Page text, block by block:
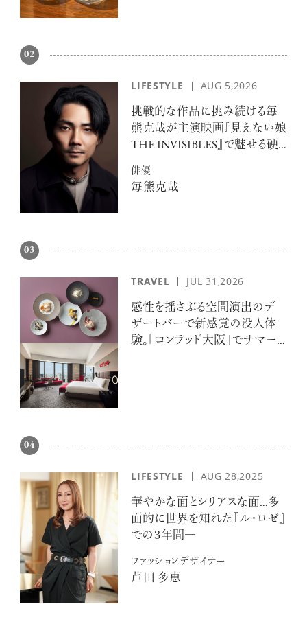
02
LIFESTYLE AUG 5,2026
挑戦的な作品に挑み続ける毎
熊克哉が主演映画『見えない娘
THE INVISIBLES』で魅せる硬
俳優
毎熊克哉
03
TRAVEL JUL 31,2026
感性を揺さぶる空間演出のデ
ザートバーで新感覚の没入体
験。「コンラッド大阪」でサマー
04
LIFESTYLE AUG 28,2025
華やかな面とシリアスな面…多
面的に世界を知れた『ル・ロゼ』
での３年間―
ファッションデザイナー
芦田 多恵